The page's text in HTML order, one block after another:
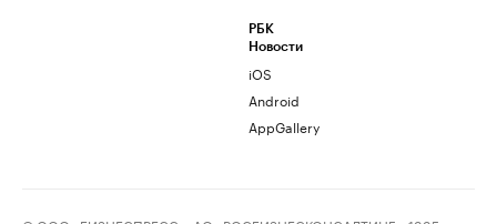
РБК
Новости
iOS
Android
AppGallery